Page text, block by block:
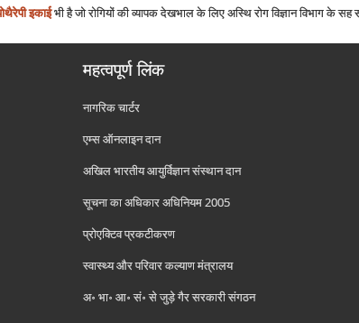
इकाईभी है जो रोगियों की व्‍यापक देखभाल के लिए अस्थि रोग विज्ञान विभाग के सह
महत्वपूर्ण लिंक
नागरिक चार्टर
एम्स ऑनलाइन दान
अखिल भारतीय आयुर्विज्ञान संस्थान दान
सूचना का अधिकार अधिनियम 2005
प्रोएक्टिव प्रकटीकरण
स्वास्थ्य और परिवार कल्याण मंत्रालय
अ॰ भा॰ आ॰ सं॰ से जुड़े गैर सरकारी संगठन